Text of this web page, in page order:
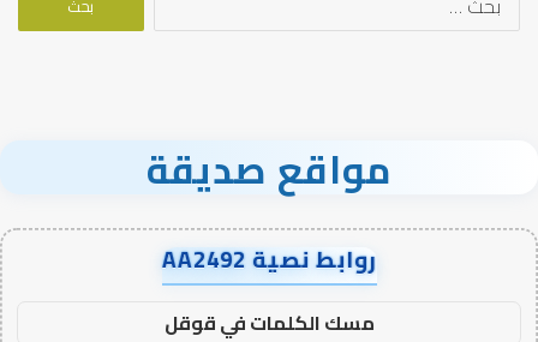
مواقع صديقة
روابط نصية AA2492
مسك الكلمات في قوقل